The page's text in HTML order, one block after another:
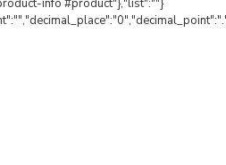
info #product"},"list":""}